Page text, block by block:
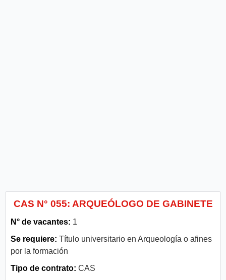
CAS N° 055: ARQUEÓLOGO DE GABINETE
N° de vacantes: 1
Se requiere: Título universitario en Arqueología o afines
por la formación
Tipo de contrato: CAS